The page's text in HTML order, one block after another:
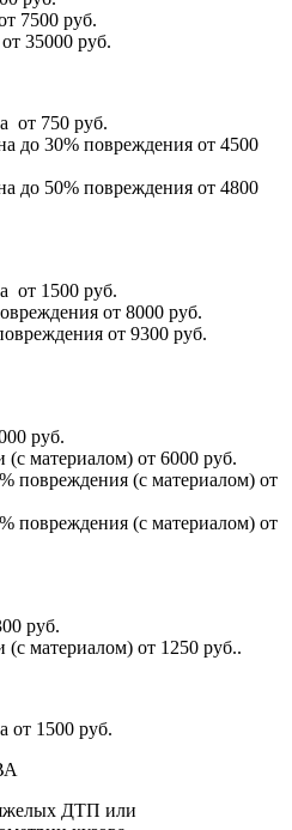
7500 руб.
35000 руб.
от 750 руб.
до 30% повреждения от 4500
до 50% повреждения от 4800
от 1500 руб.
от 8000 руб.
от 9300 руб.
руб.
(с материалом) от 6000 руб.
повреждения (с материалом) от
повреждения (с материалом) от
руб.
(с материалом) от 1250 руб..
от 1500 руб.
ДТП или